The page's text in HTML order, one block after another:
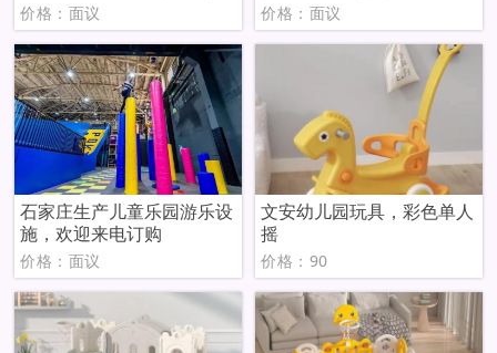
价格：面议 价格：面议
石家庄生产儿童乐园游乐设
施，欢迎来电订购
价格：面议
文安幼儿园玩具，彩色单人
摇
价格：90